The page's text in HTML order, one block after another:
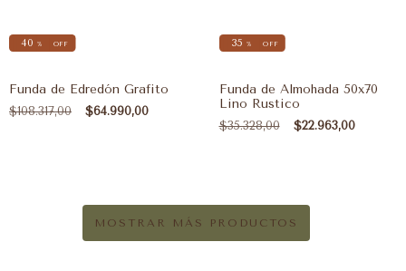
40 % OFF
Funda de Edredón Grafito
$108.317,00 $64.990,00
35 % OFF
Funda de Almohada 50x70
Lino Rustico
$35.328,00 $22.963,00
MOSTRAR MÁS PRODUCTOS